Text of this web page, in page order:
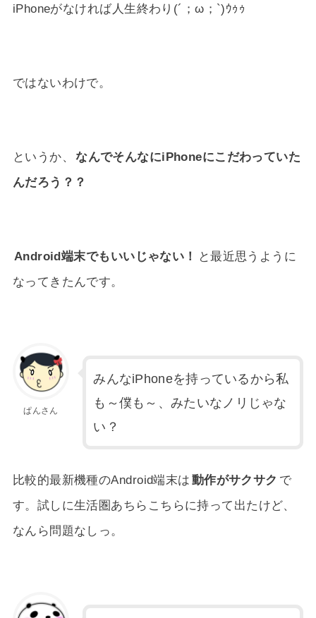
iPhoneがなければ人生終わり(´；ω；`)ｳｩｩ
ではないわけで。
というか、 なんでそんなにiPhoneにこだわっていた
んだろう？？
Android端末でもいいじゃない！
と最近思うように
なってきたんです。
ぱんさん
みんなiPhoneを持っているから私
も～僕も～、みたいなノリじゃな
い？
比較的最新機種のAndroid端末は 動作がサクサク で
す。試しに生活圏あちらこちらに持って出たけど、
なんら問題なしっ。